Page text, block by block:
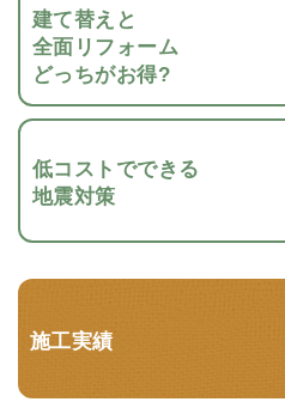
建て替えと
全面リフォーム
どっちがお得?
低コストでできる
地震対策
施工実績